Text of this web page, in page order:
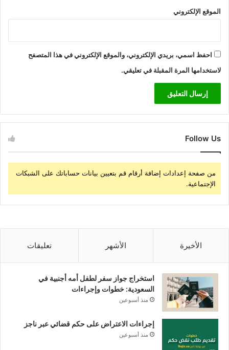
الموقع الإلكتروني
احفظ اسمي، بريدي الإلكتروني، والموقع الإلكتروني في هذا المتصفح
لاستخدامها المرة المقبلة في تعليقي.
Follow Us
من صفحة إعدادات إضافة أرقام قم بتعيين بيانات حساباتك على الشبكات
الإجتماعية.
الأخيرة الأشهر تعليقات
استخراج جواز سفر لطفل أمه أجنبية في
السعودية: خطوات وإجراءات
منذ أسبوعين
إجراءات الاعتراض على حكم قضائي عبر ناجز
منذ أسبوعين